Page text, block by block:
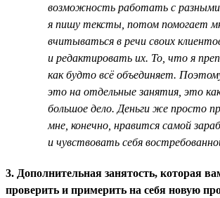
возможность работать с
я пишу тексты, потом помогает
вчитываться в речи своих
и редактировать их. То, что я
как будто всё объединяет.
это на отдельные занятия, это
большое дело. Деньги же просто
мне, конечно, нравится самой
и чувствовать себя
3. Дополнительная занятость, которая
проверить и примерить на себя новую